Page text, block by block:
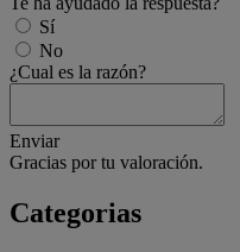
Sí
No
¿Cual es la razón?
Enviar
Gracias por tu valoración.
Categorias